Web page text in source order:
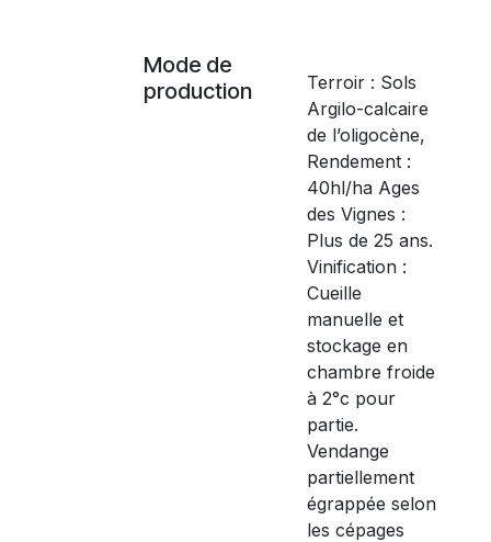
Mode de
production
Terroir : Sols
Argilo-calcaire
de l’oligocène,
Rendement :
40hl/ha Ages
des Vignes :
Plus de 25 ans.
Vinification :
Cueille
manuelle et
stockage en
chambre froide
à 2°c pour
partie.
Vendange
partiellement
égrappée selon
les cépages